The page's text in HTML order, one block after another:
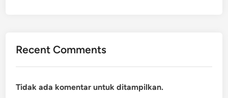
Recent Comments
Tidak ada komentar untuk ditampilkan.